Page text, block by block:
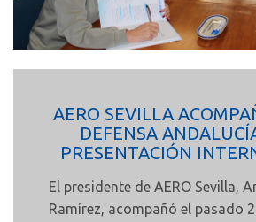
AERO SEVILLA
DEFENSA
PRESENTACIÓN
El presidente de AERO Sevilla,
Ramírez, acompañó el pasado